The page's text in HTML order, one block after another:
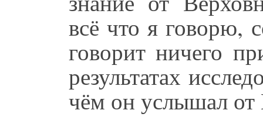
всё что я говорю,
говорит ничего
результатах
чём он услышал от